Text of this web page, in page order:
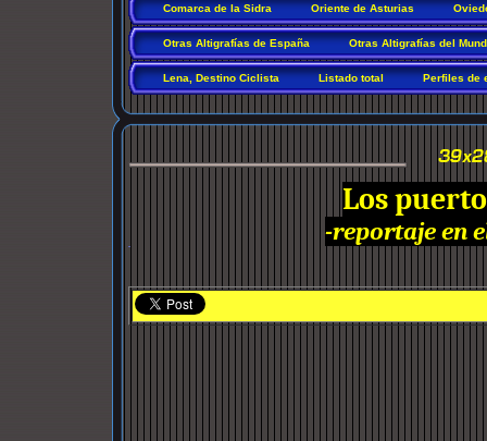
Comarca de la Sidra Oriente de Asturias
Otras Altigrafías de España Otras Altigrafías del
Lena, Destino Ciclista Listado total Perfiles de
Los
-reportaje en